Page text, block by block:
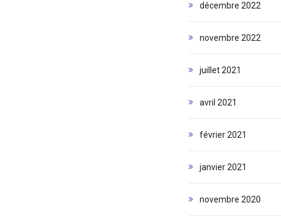
décembre 2022
novembre 2022
juillet 2021
avril 2021
février 2021
janvier 2021
novembre 2020